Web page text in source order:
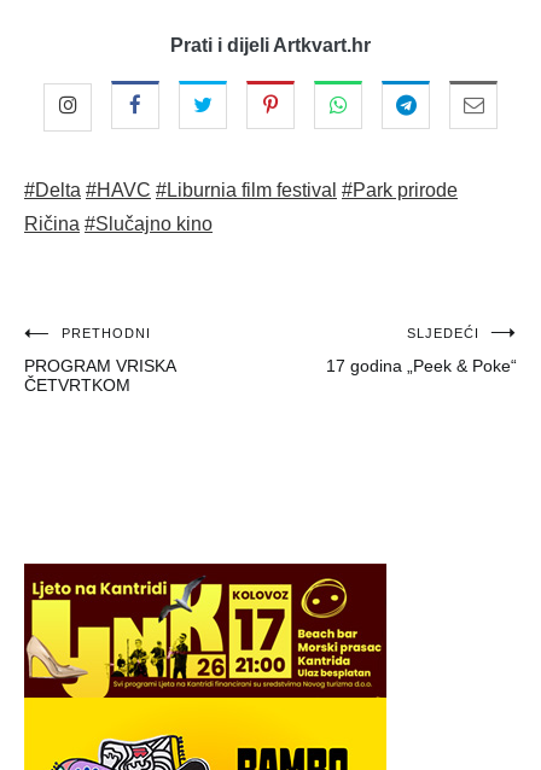
Prati i dijeli Artkvart.hr
#Delta #HAVC #Liburnia film festival #Park prirode
Ričina #Slučajno kino
Navigacija
objava
PRETHODNI
PROGRAM VRISKA
ČETVRTKOM
SLJEDEĆI
17 godina „Peek & Poke“